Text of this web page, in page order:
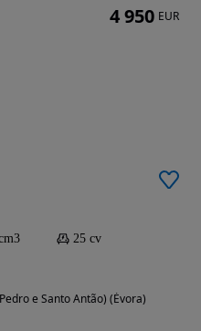
25 cv
e Santo Antão) (Évora)
4 950 EUR